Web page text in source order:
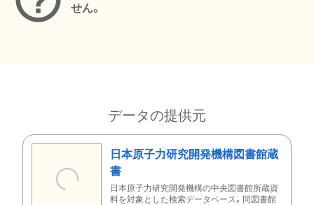
せん。
データの提供元
日本原子力研究開発機構図書館蔵
書
日本原子力研究開発機構の中央図書館所蔵資
料を対象とした検索データベース。同図書館